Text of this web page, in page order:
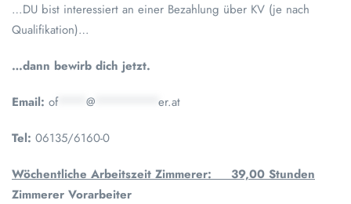
…DU bist interessiert an einer Bezahlung über KV (je nach
Qualifikation)…
…dann bewirb dich jetzt.
Email: of**** @ er.at
Tel: 06135/6160-0
Wöchentliche Arbeitszeit Zimmerer: 39,00 Stunden
Zimmerer Vorarbeiter